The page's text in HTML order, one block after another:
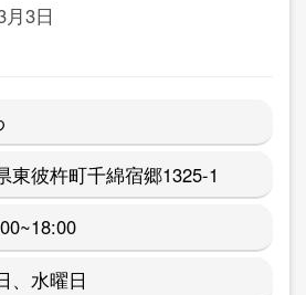
3日
東彼杵町千綿宿郷1325-1
、水曜日